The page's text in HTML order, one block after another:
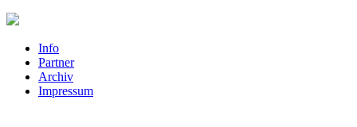
Info
Partner
Archiv
Impressum